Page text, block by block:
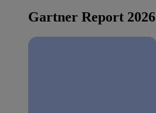
Gartner Report 2026